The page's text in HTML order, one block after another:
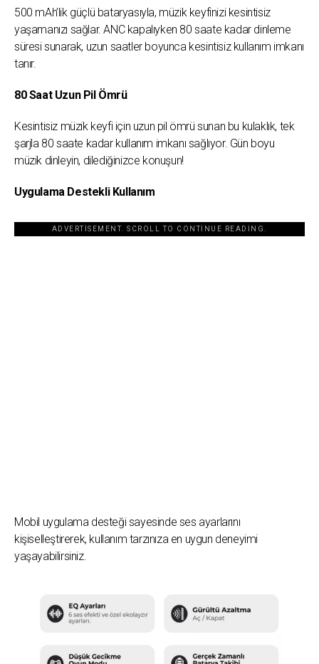
500 mAh’lik güçlü bataryasıyla, müzik keyfinizi kesintisiz
yaşamanızı sağlar. ANC kapalıyken 80 saate kadar dinleme
süresi sunarak, uzun saatler boyunca kesintisiz kullanım imkanı
tanır.
80 Saat Uzun Pil Ömrü
Kesintisiz müzik keyfi için uzun pil ömrü sunan bu kulaklık, tek
şarjla 80 saate kadar kullanım imkanı sağlıyor. Gün boyu
müzik dinleyin, dilediğinizce konuşun!
Uygulama Destekli Kullanım
ADVERTISEMENT. SCROLL TO CONTINUE READING.
Mobil uygulama desteği sayesinde ses ayarlarını
kişiselleştirerek, kullanım tarzınıza en uygun deneyimi
yaşayabilirsiniz.